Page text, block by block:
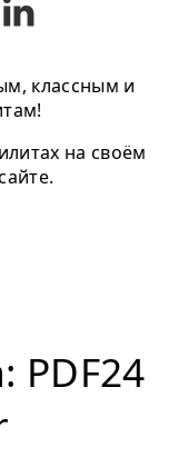
классным и
на своём
PDF24